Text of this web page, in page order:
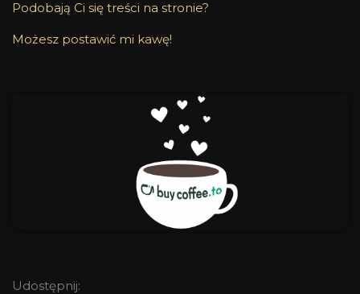
Podobają Ci się treści na stronie?
Możesz postawić mi kawę!
Udostępnij: